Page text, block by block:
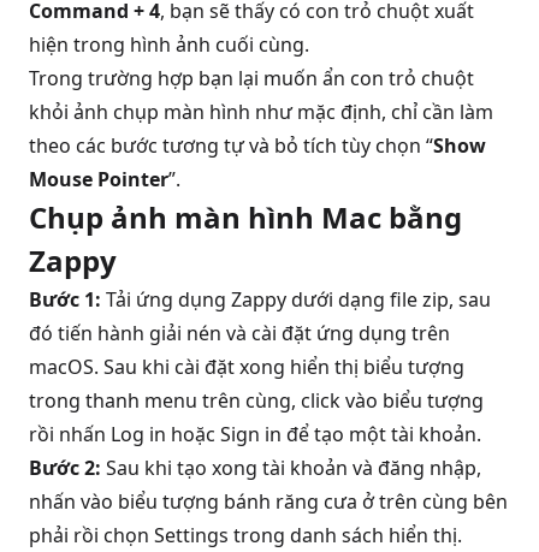
Command + 4, bạn sẽ thấy có con trỏ chuột xuất
hiện trong hình ảnh cuối cùng.
Trong trường hợp bạn lại muốn ẩn con trỏ chuột
khỏi ảnh chụp màn hình như mặc định, chỉ cần làm
theo các bước tương tự và bỏ tích tùy chọn “Show
Mouse Pointer”.
Chụp ảnh màn hình Mac bằng
Zappy
Bước 1: Tải ứng dụng Zappy dưới dạng file zip, sau
đó tiến hành giải nén và cài đặt ứng dụng trên
macOS. Sau khi cài đặt xong hiển thị biểu tượng
trong thanh menu trên cùng, click vào biểu tượng
rồi nhấn Log in hoặc Sign in để tạo một tài khoản.
Bước 2: Sau khi tạo xong tài khoản và đăng nhập,
nhấn vào biểu tượng bánh răng cưa ở trên cùng bên
phải rồi chọn Settings trong danh sách hiển thị.